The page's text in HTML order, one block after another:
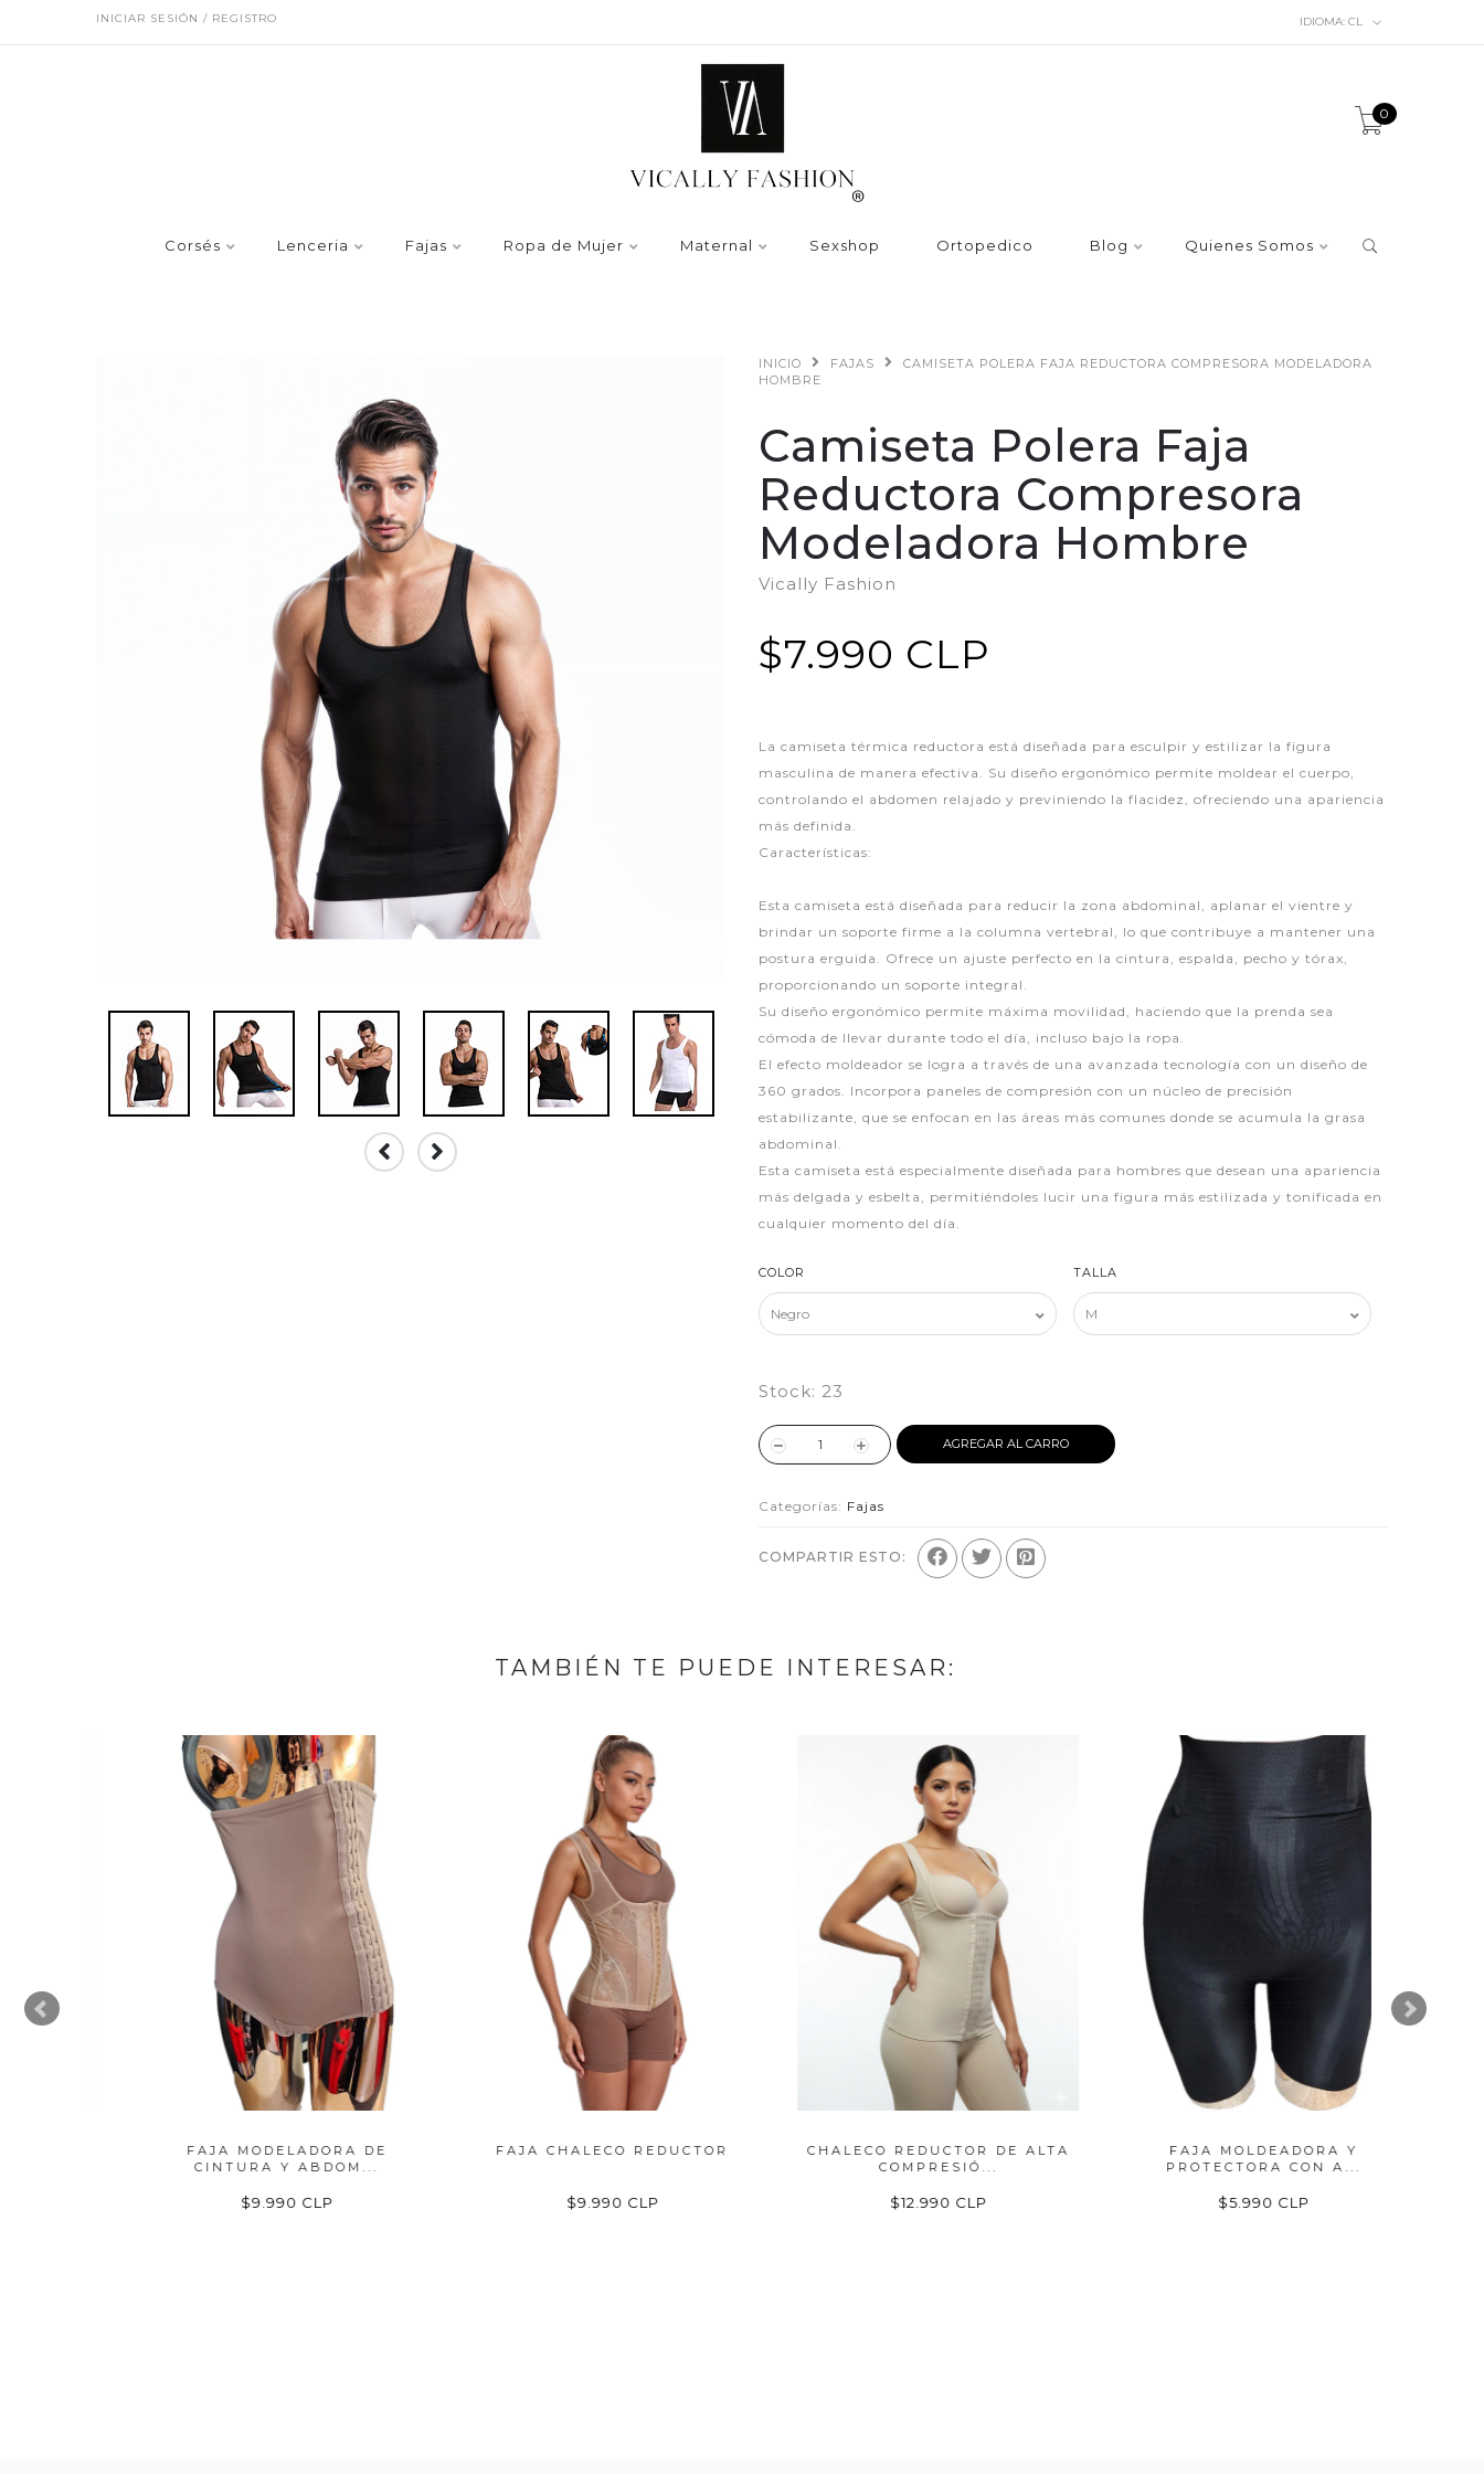
INICIAR SESIÓN / REGISTRO IDIOMA: CL
0
Corsés Lenceria Fajas Ropa de Mujer Maternal Sexshop Ortopedico Blog Quienes Somos
INICIO FAJAS
CAMISETA POLERA FAJA REDUCTORA COMPRESORA MODELADORA
HOMBRE
Camiseta Polera Faja
Reductora Compresora
Modeladora Hombre
Vically Fashion
$7.990 CLP
La camiseta térmica reductora está diseñada para esculpir y estilizar la figura
masculina de manera efectiva. Su diseño ergonómico permite moldear el cuerpo,
controlando el abdomen relajado y previniendo la flacidez, ofreciendo una apariencia
más definida.
Características:
Esta camiseta está diseñada para reducir la zona abdominal, aplanar el vientre y
brindar un soporte firme a la columna vertebral, lo que contribuye a mantener una
postura erguida. Ofrece un ajuste perfecto en la cintura, espalda, pecho y tórax,
proporcionando un soporte integral.
Su diseño ergonómico permite máxima movilidad, haciendo que la prenda sea
cómoda de llevar durante todo el día, incluso bajo la ropa.
El efecto moldeador se logra a través de una avanzada tecnología con un diseño de
360 grados. Incorpora paneles de compresión con un núcleo de precisión
estabilizante, que se enfocan en las áreas más comunes donde se acumula la grasa
abdominal.
Esta camiseta está especialmente diseñada para hombres que desean una apariencia
más delgada y esbelta, permitiéndoles lucir una figura más estilizada y tonificada en
cualquier momento del día.
COLOR TALLA
Stock: 23
AGREGAR AL CARRO
Categorías: Fajas
COMPARTIR ESTO:
TAMBIÉN TE PUEDE INTERESAR:
FAJA MODELADORA DE
CINTURA Y ABDOM...
$9.990 CLP
FAJA CHALECO REDUCTOR
$9.990 CLP
CHALECO REDUCTOR DE ALTA
COMPRESIÓ...
$12.990 CLP
FAJA MOLDEADORA Y
PROTECTORA CON A...
$5.990 CLP